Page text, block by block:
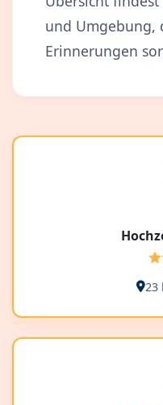
und Umgebung,
Erinnerungen
23